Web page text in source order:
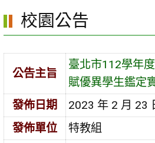
區
校園公告
公告主旨
臺北市112學年
賦優異學生鑑定
發佈日期
2023 年 2 月 23
發佈單位
特教組